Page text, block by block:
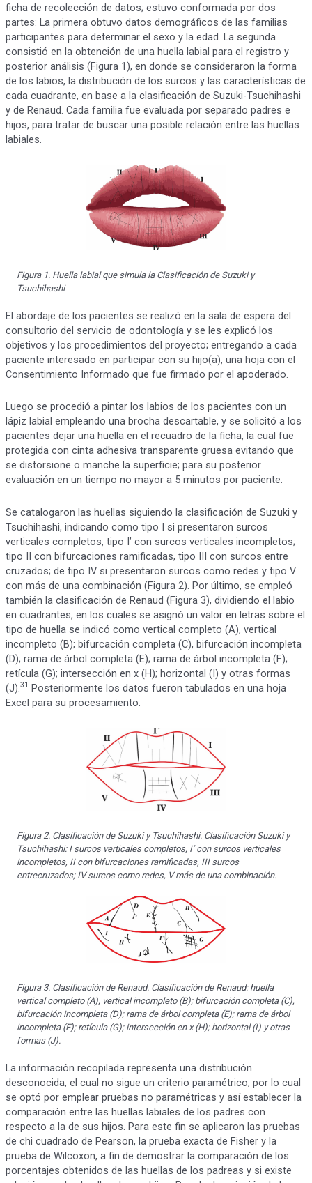
ficha de recolección de datos; estuvo conformada por dos
partes: La primera obtuvo datos demográficos de las familias
participantes para determinar el sexo y la edad. La segunda
consistió en la obtención de una huella labial para el registro y
posterior análisis (Figura 1), en donde se consideraron la forma
de los labios, la distribución de los surcos y las características de
cada cuadrante, en base a la clasificación de Suzuki-Tsuchihashi
y de Renaud. Cada familia fue evaluada por separado padres e
hijos, para tratar de buscar una posible relación entre las huellas
labiales.
Figura 1. Huella labial que simula la Clasificación de Suzuki y
Tsuchihashi
El abordaje de los pacientes se realizó en la sala de espera del
consultorio del servicio de odontología y se les explicó los
objetivos y los procedimientos del proyecto; entregando a cada
paciente interesado en participar con su hijo(a), una hoja con el
Consentimiento Informado que fue firmado por el apoderado.
Luego se procedió a pintar los labios de los pacientes con un
lápiz labial empleando una brocha descartable, y se solicitó a los
pacientes dejar una huella en el recuadro de la ficha, la cual fue
protegida con cinta adhesiva transparente gruesa evitando que
se distorsione o manche la superficie; para su posterior
evaluación en un tiempo no mayor a 5 minutos por paciente.
Se catalogaron las huellas siguiendo la clasificación de Suzuki y
Tsuchihashi, indicando como tipo I si presentaron surcos
verticales completos, tipo I’ con surcos verticales incompletos;
tipo II con bifurcaciones ramificadas, tipo III con surcos entre
cruzados; de tipo IV si presentaron surcos como redes y tipo V
con más de una combinación (Figura 2). Por último, se empleó
también la clasificación de Renaud (Figura 3), dividiendo el labio
en cuadrantes, en los cuales se asignó un valor en letras sobre el
tipo de huella se indicó como vertical completo (A), vertical
incompleto (B); bifurcación completa (C), bifurcación incompleta
(D); rama de árbol completa (E); rama de árbol incompleta (F);
retícula (G); intersección en x (H); horizontal (I) y otras formas
(J).31 Posteriormente los datos fueron tabulados en una hoja
Excel para su procesamiento.
Figura 2. Clasificación de Suzuki y Tsuchihashi. Clasificación Suzuki y
Tsuchihashi: I surcos verticales completos, I’ con surcos verticales
incompletos, II con bifurcaciones ramificadas, III surcos
entrecruzados; IV surcos como redes, V más de una combinación.
Figura 3. Clasificación de Renaud. Clasificación de Renaud: huella
vertical completo (A), vertical incompleto (B); bifurcación completa (C),
bifurcación incompleta (D); rama de árbol completa (E); rama de árbol
incompleta (F); retícula (G); intersección en x (H); horizontal (I) y otras
formas (J).
La información recopilada representa una distribución
desconocida, el cual no sigue un criterio paramétrico, por lo cual
se optó por emplear pruebas no paramétricas y así establecer la
comparación entre las huellas labiales de los padres con
respecto a la de sus hijos. Para este fin se aplicaron las pruebas
de chi cuadrado de Pearson, la prueba exacta de Fisher y la
prueba de Wilcoxon, a fin de demostrar la comparación de los
porcentajes obtenidos de las huellas de los padreas y si existe